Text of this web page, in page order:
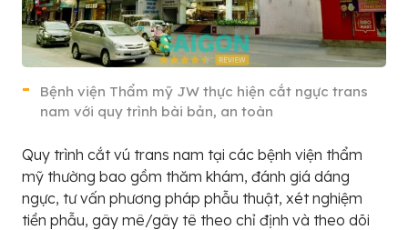
Bệnh viện Thẩm mỹ JW thực hiện cắt ngực trans
nam với quy trình bài bản, an toàn
Quy trình cắt vú trans nam tại các bệnh viện thẩm
mỹ thường bao gồm thăm khám, đánh giá dáng
ngực, tư vấn phương pháp phẫu thuật, xét nghiệm
tiền phẫu, gây mê/gây tê theo chỉ định và theo dõi